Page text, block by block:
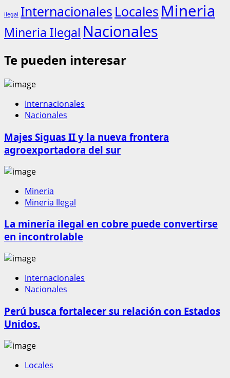
ilegal Internacionales Locales Mineria
Mineria Ilegal Nacionales
Te pueden interesar
Internacionales
Nacionales
Majes Siguas II y la nueva frontera
agroexportadora del sur
Mineria
Mineria Ilegal
La minería ilegal en cobre puede convertirse
en incontrolable
Internacionales
Nacionales
Perú busca fortalecer su relación con Estados
Unidos.
Locales